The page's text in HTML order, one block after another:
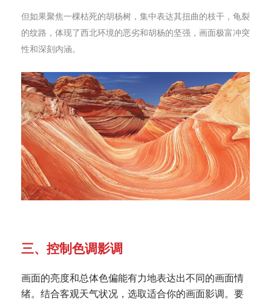
但如果聚焦一棵枯死的胡杨树，集中表达其扭曲的枝干，龟裂
的纹路，体现了西北环境的恶劣和胡杨的坚强，画面极富冲突
性和深刻内涵。
三、控制色调影调
画面的亮度和总体色偏能有力地表达出不同的画面情
绪。结合客观天气状况，选取适合你的画面影调。要